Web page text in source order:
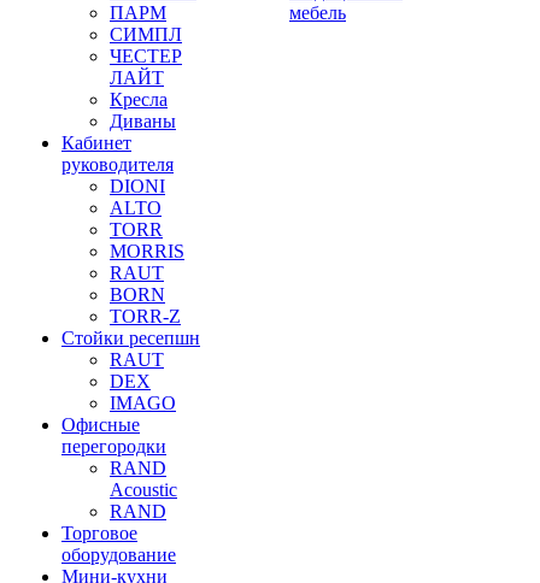
ПАРМ
СИМПЛ
ЧЕСТЕР
ЛАЙТ
Кресла
Диваны
Кабинет
руководителя
DIONI
ALTO
TORR
MORRIS
RAUT
BORN
TORR-Z
Стойки ресепшн
RAUT
DEX
IMAGO
Офисные
перегородки
RAND
Acoustic
RAND
Торговое
оборудование
Мини-кухни
мебель